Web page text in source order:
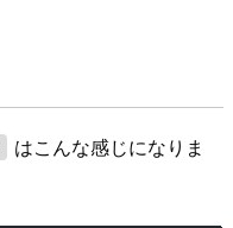
はこんな感じになりま